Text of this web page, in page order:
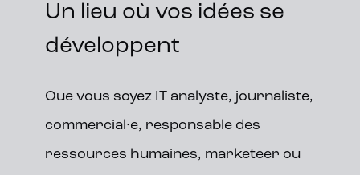
Un lieu où vos idées se
développent
Que vous soyez IT analyste, journaliste,
commercial·e, responsable des
ressources humaines, marketeer ou